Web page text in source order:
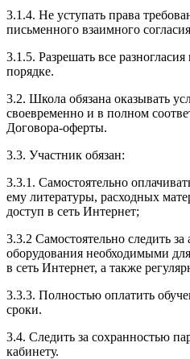
3.1.4. Не уступать права
письменного взаимного
3.1.5. Разрешать все
порядке.
3.2. Школа обязана оказывать
своевременно и в полном
Договора-оферты.
3.3. Участник обязан:
3.3.1. Cамостоятельно
ему литературы, расходных
доступ в сеть Интернет;
3.3.2 Самостоятельно следить
оборудования необходимыми
в сеть Интернет, а также
3.3.3. Полностью оплатить
сроки.
3.4. Следить за сохранностью
кабинету.